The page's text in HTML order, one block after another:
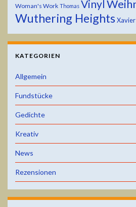
Woman's Work Thomas Vinyl
Wuthering Heights Xavier
KATEGORIEN
Allgemein
Fundstücke
Gedichte
Kreativ
News
Rezensionen